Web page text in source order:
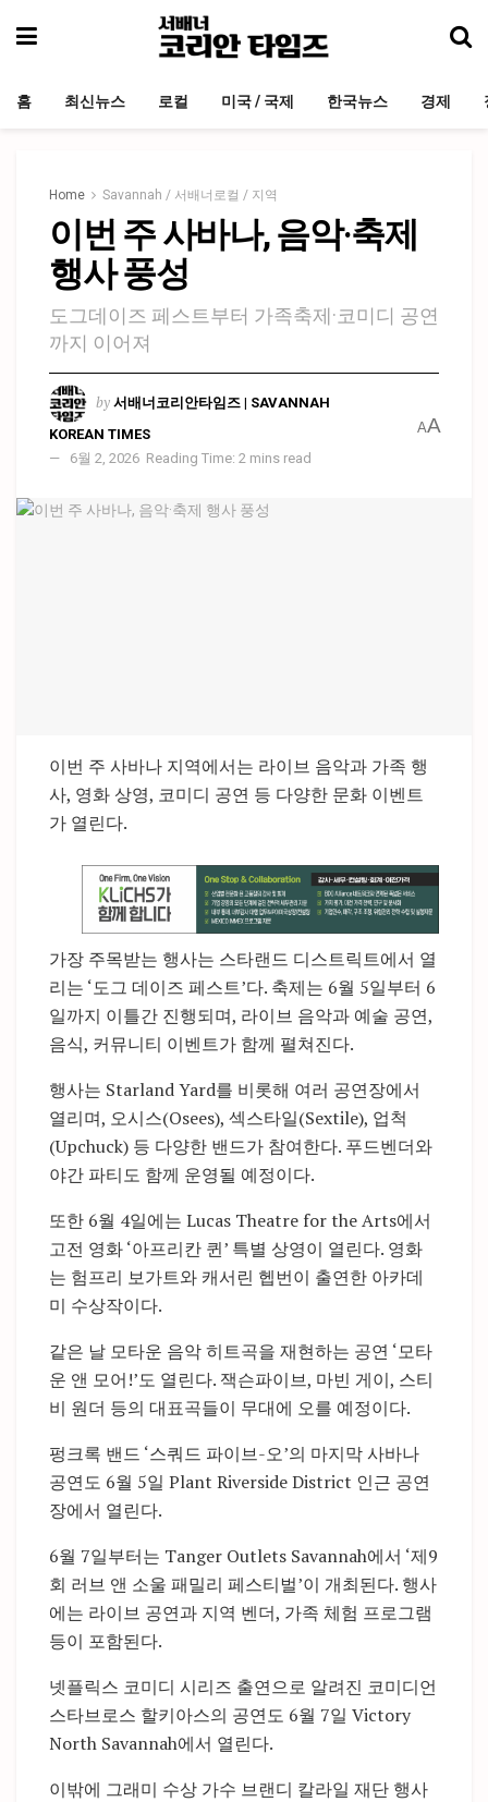
홈 최신뉴스 로컬 미국 / 국제 한국뉴스 경제
Home Savannah / 서배너로컬 / 지역
이번 주 사바나, 음악·축제
행사 풍성
도그데이즈 페스트부터 가족축제·코미디 공연
까지 이어져
by 서배너코리안타임즈 | SAVANNAH
KOREAN TIMES
6월 2, 2026 Reading Time: 2 mins read
AA
이번 주 사바나 지역에서는 라이브 음악과 가족 행
사, 영화 상영, 코미디 공연 등 다양한 문화 이벤트
가 열린다.
가장 주목받는 행사는 스타랜드 디스트릭트에서 열
리는 ‘도그 데이즈 페스트’다. 축제는 6월 5일부터 6
일까지 이틀간 진행되며, 라이브 음악과 예술 공연,
음식, 커뮤니티 이벤트가 함께 펼쳐진다.
행사는 Starland Yard를 비롯해 여러 공연장에서
열리며, 오시스(Osees), 섹스타일(Sextile), 업척
(Upchuck) 등 다양한 밴드가 참여한다. 푸드벤더와
야간 파티도 함께 운영될 예정이다.
또한 6월 4일에는 Lucas Theatre for the Arts에서
고전 영화 ‘아프리칸 퀸’ 특별 상영이 열린다. 영화
는 험프리 보가트와 캐서린 헵번이 출연한 아카데
미 수상작이다.
같은 날 모타운 음악 히트곡을 재현하는 공연 ‘모타
운 앤 모어!’도 열린다. 잭슨파이브, 마빈 게이, 스티
비 원더 등의 대표곡들이 무대에 오를 예정이다.
펑크록 밴드 ‘스쿼드 파이브-오’의 마지막 사바나
공연도 6월 5일 Plant Riverside District 인근 공연
장에서 열린다.
6월 7일부터는 Tanger Outlets Savannah에서 ‘제9
회 러브 앤 소울 패밀리 페스티벌’이 개최된다. 행사
에는 라이브 공연과 지역 벤더, 가족 체험 프로그램
등이 포함된다.
넷플릭스 코미디 시리즈 출연으로 알려진 코미디언
스타브로스 할키아스의 공연도 6월 7일 Victory
North Savannah에서 열린다.
이밖에 그래미 수상 가수 브랜디 칼라일 재단 행사